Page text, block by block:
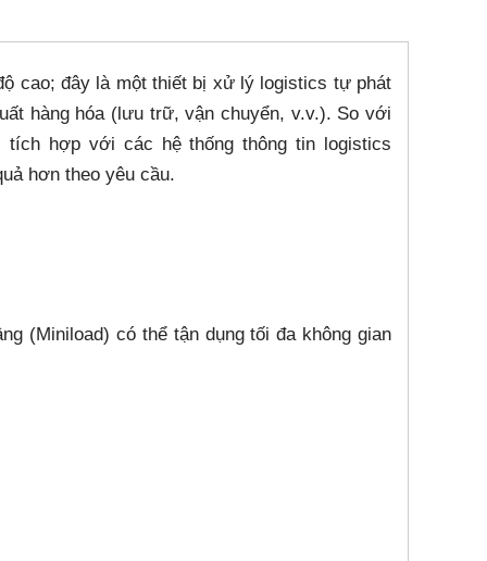
cao; đây là một thiết bị xử lý logistics tự phát
hàng hóa (lưu trữ, vận chuyển, v.v.). So với
hợp với các hệ thống thông tin logistics
hơn theo yêu cầu.
(Miniload) có thể tận dụng tối đa không gian